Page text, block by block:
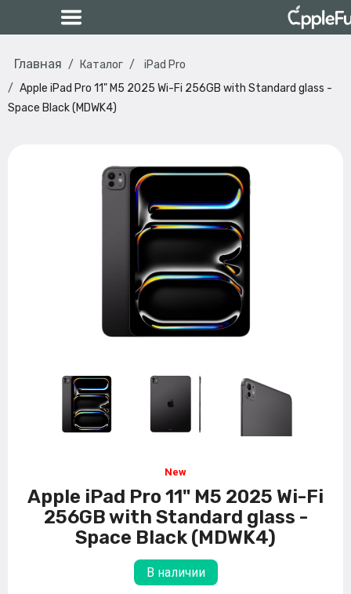
Главная Каталог
iPad Pro
Apple iPad Pro 11" M5 2025 Wi-Fi 256GB with Standard glass -
Space Black (MDWK4)
Apple iPad Pro 11" M5 2025 Wi-Fi
256GB with Standard glass -
Space Black (MDWK4)
В наличии